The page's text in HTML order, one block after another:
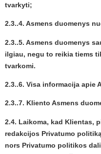
tvarkyti;
2.3..4. Asmens duomenys
2.3..5. Asmens duomenys
ilgiau, negu to reikia tiems
tvarkomi.
2.3..6. Visa informacija apie
2.3..7. Kliento Asmens
2.4. Laikoma, kad Klientas,
redakcijos Privatumo
nors Privatumo politikos